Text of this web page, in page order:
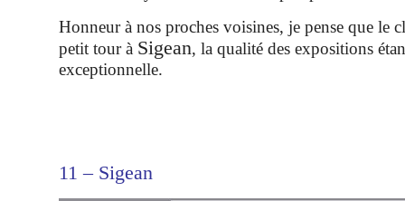
Honneur à nos proches voisines, je pense que le
petit tour à Sigean, la qualité des expositions
exceptionnelle.
11 – Sigean